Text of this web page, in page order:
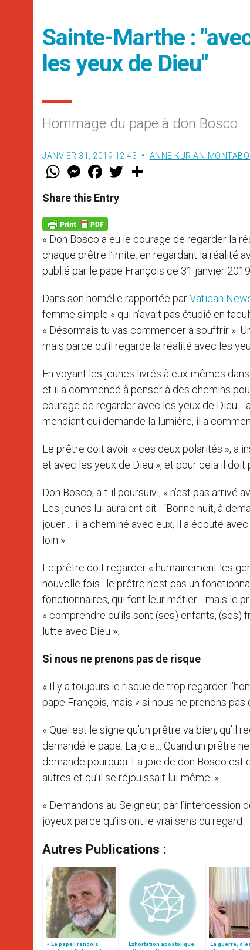
Sainte-Marthe :
les yeux de Dieu"
Hommage du pape à don Bosco
JANVIER 31, 2019 12:43 ANNE KURIAN-
W
t
s
p
p
M
e
s
e
g
e
r
F
a
e
b
k
w
Share this Entry
« Don Bosco a eu le courage de regarder la
chaque prêtre l’imite: en regardant la réalité
publié par le pape François ce 31 janvier
Dans son homélie rapportée parVatican
femme simple « qui n’avait pas étudié en
« Désormais tu vas commencer à souffrir ».
mais parce qu’il regarde la réalité avec les
En voyant les jeunes livrés à eux-mêmes
et il a commencé à penser à des chemins
courage de regarder avec les yeux de Dieu…
mendiant qui demande la lumière, il a
Le prêtre doit avoir « ces deux polarités », a
et avec les yeux de Dieu », et pour cela il
Don Bosco, a-t-il poursuivi, « n’est pas arrivé
Les jeunes lui auraient dit : “Bonne nuit, à
jouer…. il a cheminé avec eux, il a écouté
loin ».
Le prêtre doit regarder « humainement les
nouvelle fois : le prêtre n’est pas un
fonctionnaires, qui font leur métier… mais le
« comprendre qu’ils sont (ses) enfants, (ses)
lutte avec Dieu ».
Si nous ne prenons pas de risque
« Il y a toujours le risque de trop regarder
pape François, mais « si nous ne prenons
« Quel est le signe qu’un prêtre va bien, qu’il
demandé le pape. La joie… Quand un prêtre
demande pourquoi. La joie de don Bosco est
autres et qu’il se réjouissait lui-même. »
« Demandons au Seigneur, par l’intercession
joyeux parce qu’ils ont le vrai sens du
Autres Publications :
« Le pape Francois
Exhortation apostolique
La guerre,